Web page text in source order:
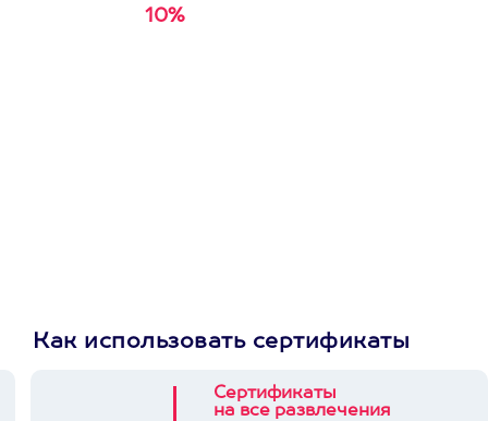
10%
Как использовать сертификаты
Сертификаты
на все развлечения